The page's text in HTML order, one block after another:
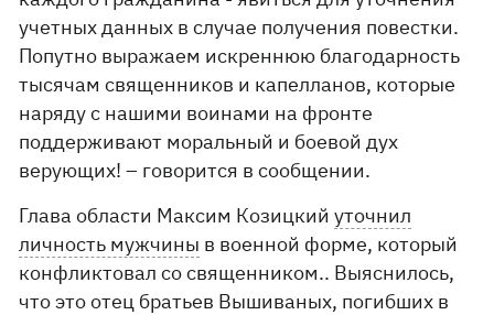
учетных данных в случае получения повестки.
Попутно выражаем искреннюю благодарность
тысячам священников и капелланов, которые
наряду с нашими воинами на фронте
поддерживают моральный и боевой дух
верующих! – говорится в сообщении.
Глава области Максим Козицкийуточнил
личность мужчины в военной форме, который
конфликтовал со священником.. Выяснилось,
что это отец братьев Вышиваных, погибших в